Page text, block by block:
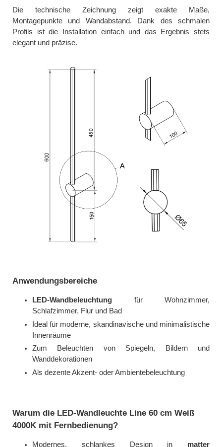
Die technische Zeichnung zeigt exakte Maße,
Montagepunkte und Wandabstand. Dank des schmalen
Profils ist die Installation einfach und das Ergebnis stets
elegant und präzise.
Anwendungsbereiche
LED-Wandbeleuchtung für Wohnzimmer,
Schlafzimmer, Flur und Bad
Ideal für moderne, skandinavische und minimalistische
Innenräume
Zum Beleuchten von Spiegeln, Bildern und
Wanddekorationen
Als dezente Akzent- oder Ambientebeleuchtung
Warum die LED-Wandleuchte Line 60 cm Weiß
4000K mit Fernbedienung?
Modernes, schlankes Design in matter